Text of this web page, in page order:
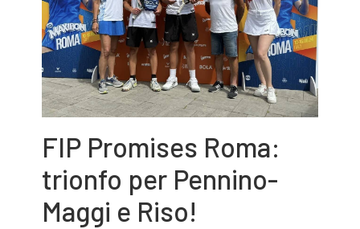
FIP Promises Roma:
trionfo per Pennino-
Maggi e Riso!